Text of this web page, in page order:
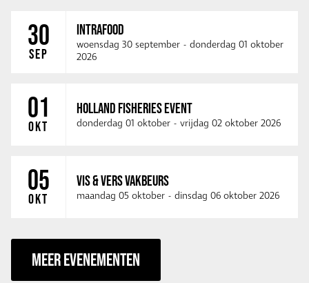
30
SEP
INTRAFOOD
woensdag 30 september - donderdag 01 oktober
2026
01
OKT
HOLLAND FISHERIES EVENT
donderdag 01 oktober - vrijdag 02 oktober 2026
05
OKT
VIS & VERS VAKBEURS
maandag 05 oktober - dinsdag 06 oktober 2026
MEER EVENEMENTEN